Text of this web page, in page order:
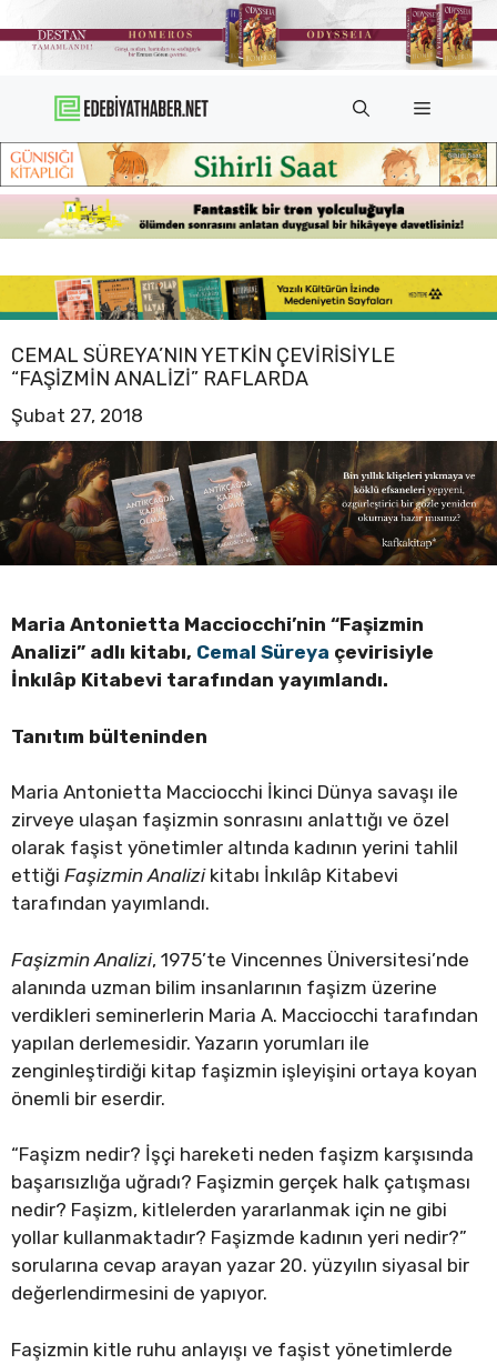
atla
Menü
CEMAL SÜREYA’NIN YETKIN ÇEVIRISIYLE
“FAŞIZMIN ANALIZI” RAFLARDA
Şubat 27, 2018
Maria Antonietta Macciocchi’nin “Faşizmin
Analizi” adlı kitabı, Cemal Süreya çevirisiyle
İnkılâp Kitabevi tarafından yayımlandı.
Tanıtım bülteninden
Maria Antonietta Macciocchi İkinci Dünya savaşı ile
zirveye ulaşan faşizmin sonrasını anlattığı ve özel
olarak faşist yönetimler altında kadının yerini tahlil
ettiği Faşizmin Analizikitabı İnkılâp Kitabevi
tarafından yayımlandı.
Faşizmin Analizi, 1975’te Vincennes Üniversitesi’nde
alanında uzman bilim insanlarının faşizm üzerine
verdikleri seminerlerin Maria A. Macciocchi tarafından
yapılan derlemesidir. Yazarın yorumları ile
zenginleştirdiği kitap faşizmin işleyişini ortaya koyan
önemli bir eserdir.
“Faşizm nedir? İşçi hareketi neden faşizm karşısında
başarısızlığa uğradı? Faşizmin gerçek halk çatışması
nedir? Faşizm, kitlelerden yararlanmak için ne gibi
yollar kullanmaktadır? Faşizmde kadının yeri nedir?”
sorularına cevap arayan yazar 20. yüzyılın siyasal bir
değerlendirmesini de yapıyor.
Faşizmin kitle ruhu anlayışı ve faşist yönetimlerde